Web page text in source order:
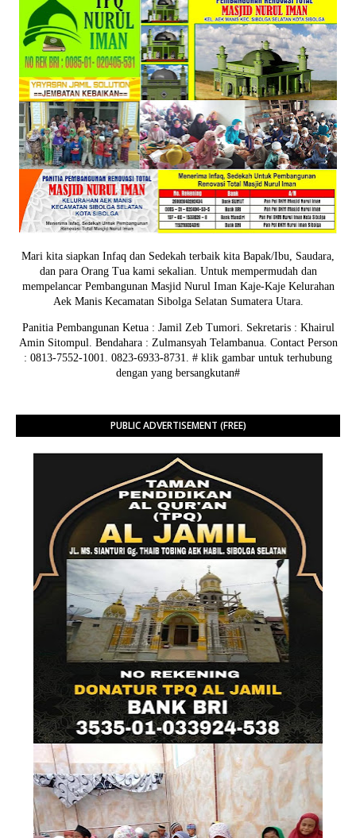
Mari kita siapkan Infaq dan Sedekah terbaik kita Bapak/Ibu, Saudara,
dan para Orang Tua kami sekalian. Untuk mempermudah dan
mempelancar Pembangunan Masjid Nurul Iman Kaje-Kaje Kelurahan
Aek Manis Kecamatan Sibolga Selatan Sumatera Utara.
Panitia Pembangunan Ketua : Jamil Zeb Tumori. Sekretaris : Khairul
Amin Sitompul. Bendahara : Zulmansyah Telambanua. Contact Person
: 0813-7552-1001. 0823-6933-8731. # klik gambar untuk terhubung
dengan yang bersangkutan#
PUBLIC ADVERTISEMENT (FREE)